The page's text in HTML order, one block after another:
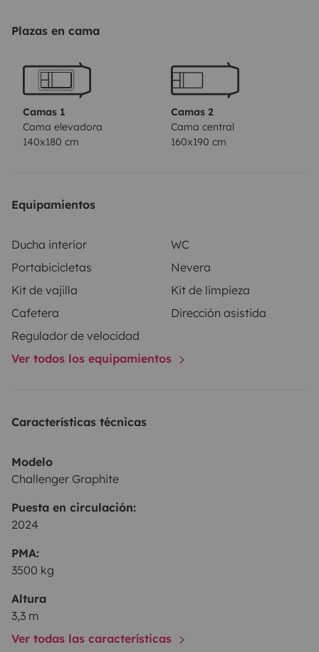
niños. Tienes a tu disposición un televisor con conexión
de lugares que nos encantaron y un portabicicletas
para tus salidas. Puedes traer tus propias sábanas y
vehículo estacionado de forma segura con nosotros 🍀.
Esperamos tener noticias tuyas y conocerte 🌸\nPD:
Plazas en cama
Camas 1
Cama elevadora
140x180 cm
Camas 2
Cama central
160x190 cm
Equipamientos
Ducha interior
WC
Portabicicletas
Nevera
Kit de vajilla
Kit de limpieza
Cafetera
Dirección asistida
Regulador de velocidad
Ver todos los equipamientos
Características técnicas
Modelo
Challenger Graphite
Puesta en circulación:
2024
PMA:
3500 kg
Altura
3,3 m
Ver todas las características